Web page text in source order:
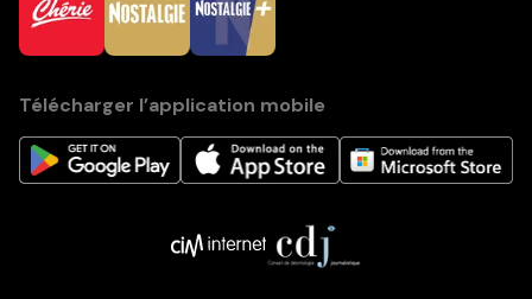
Télécharger l’application mobile